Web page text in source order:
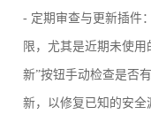
- 定期审查与更新插件
限，尤其是近期未使
新”按钮手动检查是否
新，以修复已知的安全